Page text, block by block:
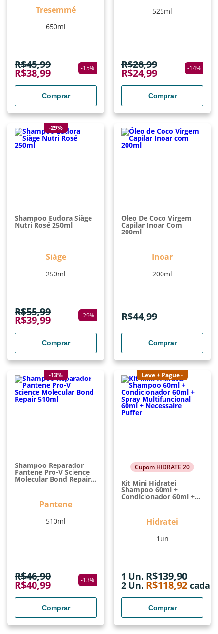
Tresemmé
650ml
R$45,99
R$38,99 -15%
Comprar
525ml
R$28,99
R$24,99 -14%
Comprar
-29%
Shampoo Eudora Siàge
Nutri Rosé 250ml
Siàge
250ml
R$55,99
R$39,99 -29%
Comprar
Óleo De Coco Virgem
Capilar Inoar Com
200ml
Inoar
200ml
R$44,99
Comprar
-13%
Shampoo Reparador
Pantene Pro-V Science
Molecular Bond Repair
Pantene
510ml
R$46,90
R$40,99 -13%
Comprar
Leve + Pague -
Cupom HIDRATEI20
Kit Mini Hidratei
Shampoo 60ml +
Condicionador 60ml +
Hidratei
1un
1 Un. R$139,90
2 Un. R$118,92 cada
Comprar